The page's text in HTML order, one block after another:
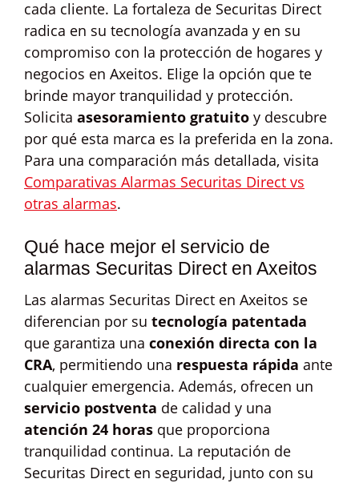
cada cliente. La fortaleza de Securitas Direct
radica en su tecnología avanzada y en su
compromiso con la protección de hogares y
negocios en Axeitos. Elige la opción que te
brinde mayor tranquilidad y protección.
Solicita asesoramiento gratuito y descubre
por qué esta marca es la preferida en la zona.
Para una comparación más detallada, visita
Comparativas Alarmas Securitas Direct vs
otras alarmas.
Qué hace mejor el servicio de
alarmas Securitas Direct en Axeitos
Las alarmas Securitas Direct en Axeitos se
diferencian por su tecnología patentada
que garantiza una conexión directa con la
CRA, permitiendo una respuesta rápida ante
cualquier emergencia. Además, ofrecen un
servicio postventa de calidad y una
atención 24 horas que proporciona
tranquilidad continua. La reputación de
Securitas Direct en seguridad, junto con su